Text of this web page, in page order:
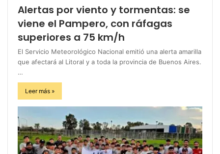
Alertas por viento y tormentas: se
viene el Pampero, con ráfagas
superiores a 75 km/h
El Servicio Meteorológico Nacional emitió una alerta amarilla
que afectará al Litoral y a toda la provincia de Buenos Aires.
…
Leer más »